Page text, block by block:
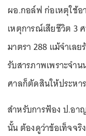
ผอ.กอล์ฟ ก่อเหตุใช้อ
เหตุการณ์เสียชีวิต 3
มาตรา 288 แม้จำเลย
รับสารภาพเพราะจำ
ศาลก็ตัดสินให้ประหา
สำหรับการฟ้อง ป.อา
นั้น ต้องดูว่าข้อเท็จจริ